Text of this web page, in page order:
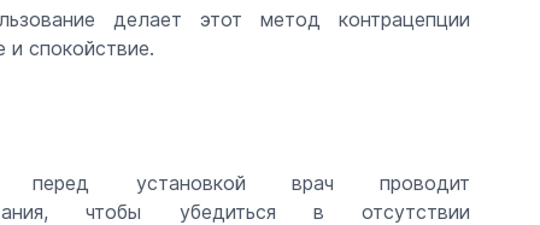
делает этот метод контрацепции
спокойствие.
перед установкой врач проводит
чтобы убедиться в отсутствии